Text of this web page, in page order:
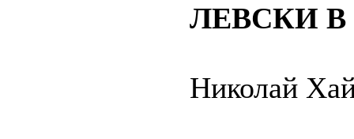
ЛЕВСКИ
Николай